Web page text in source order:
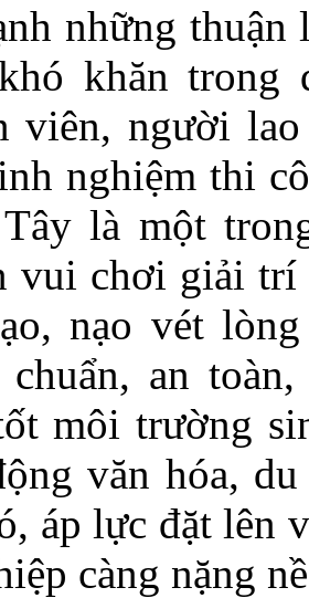
những thuận
khăn
viên, người
nghiệm thi
là một
vui chơi giải trí
nạo vét
an
môi trường
văn hóa,
áp lực đặt lên
càng nặng